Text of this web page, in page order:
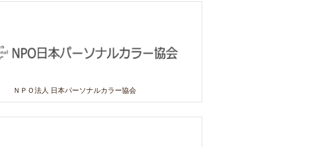
ＮＰＯ法人 日本パーソナルカラー協会